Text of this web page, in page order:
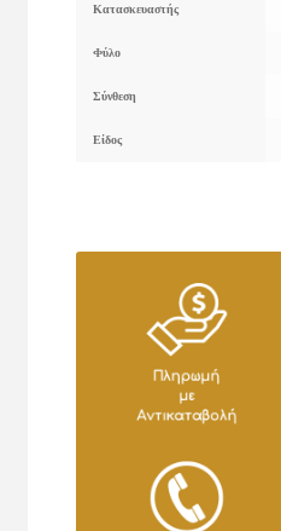
Κατασκευαστής
Φύλο
Σύνθεση
Είδος